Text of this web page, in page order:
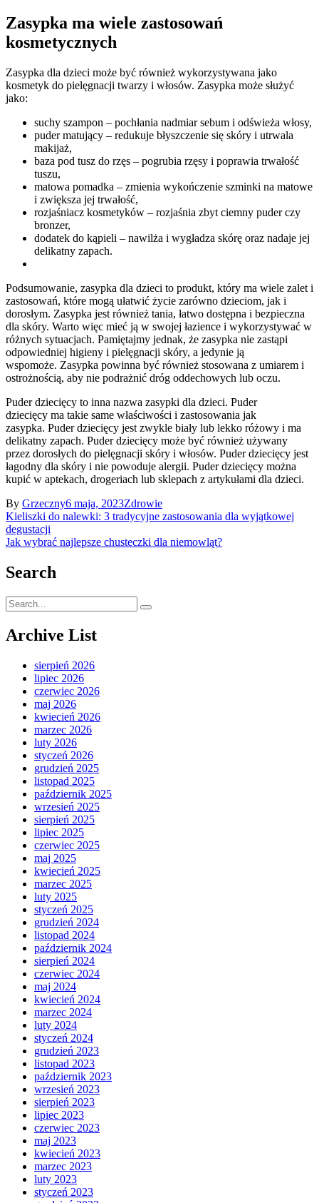
Zasypka ma wiele zastosowań
kosmetycznych
Zasypka dla dzieci może być również wykorzystywana jako
kosmetyk do pielęgnacji twarzy i włosów. Zasypka może służyć
jako:
suchy szampon – pochłania nadmiar sebum i odświeża włosy,
puder matujący – redukuje błyszczenie się skóry i utrwala
makijaż,
baza pod tusz do rzęs – pogrubia rzęsy i poprawia trwałość
tuszu,
matowa pomadka – zmienia wykończenie szminki na matowe
i zwiększa jej trwałość,
rozjaśniacz kosmetyków – rozjaśnia zbyt ciemny puder czy
bronzer,
dodatek do kąpieli – nawilża i wygładza skórę oraz nadaje jej
delikatny zapach.
Podsumowanie, zasypka dla dzieci to produkt, który ma wiele zalet i
zastosowań, które mogą ułatwić życie zarówno dzieciom, jak i
dorosłym. Zasypka jest również tania, łatwo dostępna i bezpieczna
dla skóry. Warto więc mieć ją w swojej łazience i wykorzystywać w
różnych sytuacjach. Pamiętajmy jednak, że zasypka nie zastąpi
odpowiedniej higieny i pielęgnacji skóry, a jedynie ją
wspomoże. Zasypka powinna być również stosowana z umiarem i
ostrożnością, aby nie podrażnić dróg oddechowych lub oczu.
Puder dziecięcy to inna nazwa zasypki dla dzieci. Puder
dziecięcy ma takie same właściwości i zastosowania jak
zasypka. Puder dziecięcy jest zwykle biały lub lekko różowy i ma
delikatny zapach. Puder dziecięcy może być również używany
przez dorosłych do pielęgnacji skóry i włosów. Puder dziecięcy jest
łagodny dla skóry i nie powoduje alergii. Puder dziecięcy można
kupić w aptekach, drogeriach lub sklepach z artykułami dla dzieci.
By Grzeczny6 maja, 2023Zdrowie
Nawigacja
wpisu
Kieliszki do nalewki: 3 tradycyjne zastosowania dla wyjątkowej
degustacji
Jak wybrać najlepsze chusteczki dla niemowląt?
Search
Search
for:
Archive List
sierpień 2026
lipiec 2026
czerwiec 2026
maj 2026
kwiecień 2026
marzec 2026
luty 2026
styczeń 2026
grudzień 2025
listopad 2025
październik 2025
wrzesień 2025
sierpień 2025
lipiec 2025
czerwiec 2025
maj 2025
kwiecień 2025
marzec 2025
luty 2025
styczeń 2025
grudzień 2024
listopad 2024
październik 2024
sierpień 2024
czerwiec 2024
maj 2024
kwiecień 2024
marzec 2024
luty 2024
styczeń 2024
grudzień 2023
listopad 2023
październik 2023
wrzesień 2023
sierpień 2023
lipiec 2023
czerwiec 2023
maj 2023
kwiecień 2023
marzec 2023
luty 2023
styczeń 2023